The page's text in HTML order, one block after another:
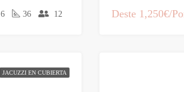
6 36 12 Deste 1,250€/
JACUZZI EN CUBIERTA